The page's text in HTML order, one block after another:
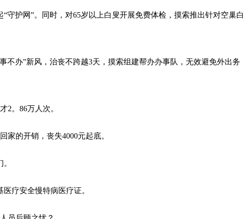
护网”。同时，对65岁以上白叟开展免费体检，摸索推出针对空巢白
办”新风，治丧不跨越3天，摸索组建帮办办事队，无效避免外出务
。86万人次。
的开销，丧失4000元起底。
疗安全慢特病医疗证。